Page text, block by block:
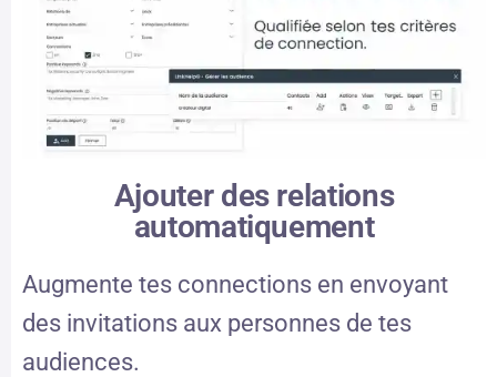
Ajouter des relations
automatiquement
Augmente tes connections en envoyant
des invitations aux personnes de tes
audiences.